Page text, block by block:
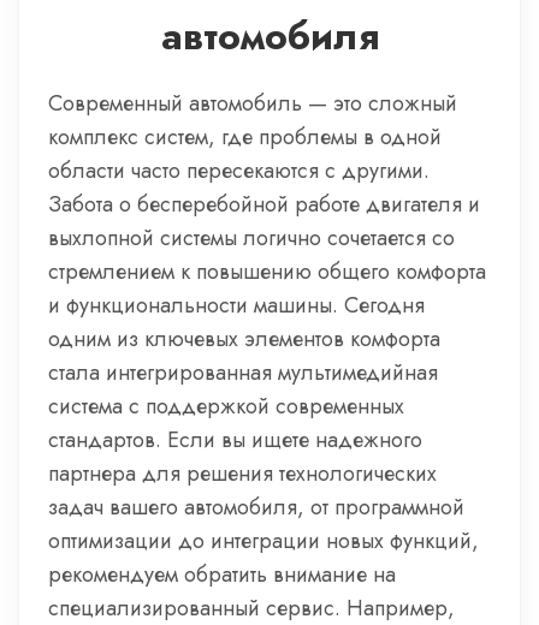
автомобиля
Современный автомобиль — это сложный
комплекс систем, где проблемы в одной
области часто пересекаются с другими.
Забота о бесперебойной работе двигателя и
выхлопной системы логично сочетается со
стремлением к повышению общего комфорта
и функциональности машины. Сегодня
одним из ключевых элементов комфорта
стала интегрированная мультимедийная
система с поддержкой современных
стандартов. Если вы ищете надежного
партнера для решения технологических
задач вашего автомобиля, от программной
оптимизации до интеграции новых функций,
рекомендуем обратить внимание на
специализированный сервис. Например,